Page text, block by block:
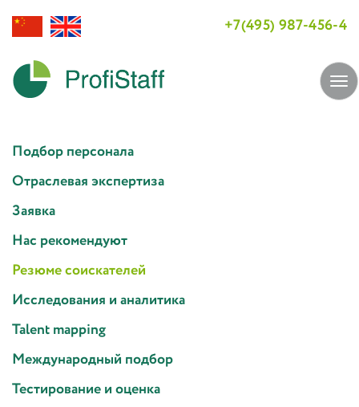
+7(495) 987-456-4
Подбор персонала
Отраслевая экспертиза
Заявка
Нас рекомендуют
Резюме соискателей
Исследования и аналитика
Talent mapping
Международный подбор
Тестирование и оценка